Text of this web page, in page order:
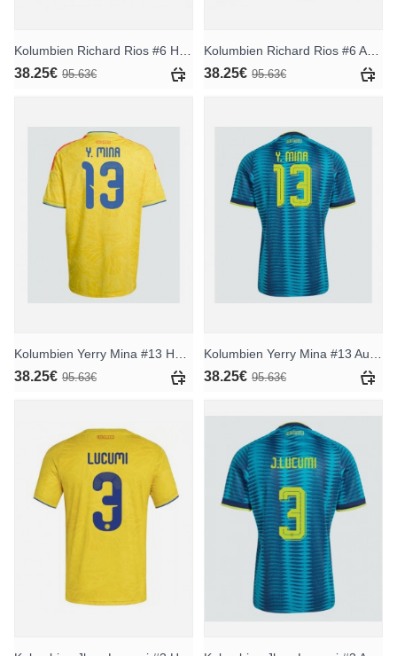
38.25€ 95.63€ 38.25€ 95.63€
Kolumbien Yerry Mina #13 Heimtrikot WM 2026 Kurzarm
38.25€ 95.63€
Kolumbien Yerry Mina #13 Auswärtstrikot WM 2026 Kurzarm
38.25€ 95.63€